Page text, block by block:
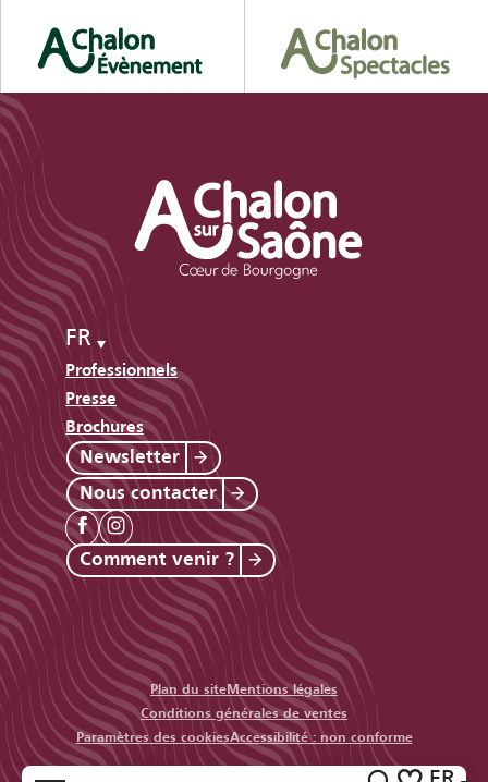
FR
Professionnels
Presse
Brochures
Newsletter
Nous contacter
Comment venir ?
Plan du siteMentions légales
Conditions générales de ventes
Paramètres des cookiesAccessibilité : non conforme